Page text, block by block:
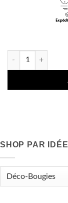
quantité de
SHOP PAR